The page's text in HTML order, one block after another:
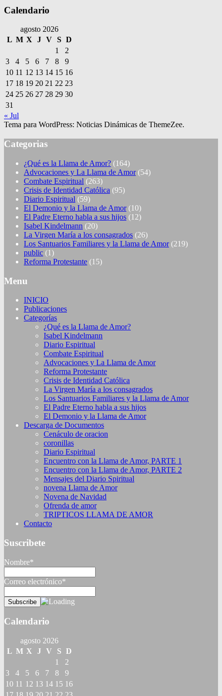
Calendario
agosto 2026
L M X J V S D
1
2
3
4 5 6 7 8
9
10 11 12 13 14 15 16
17 18 19 20 21 22 23
24 25 26 27 28 29 30
31
« Jul
Tema para WordPress: Noticias Dinámicas de ThemeZee.
Categorias
¿Qué es la Llama de Amor? (164)
Advocaciones y La Llama de Amor(54)
Combate Espiritual (263)
Crisis de Identidad Católica (95)
Diario Espiritual (59)
El Demonio y la Llama de Amor(10)
El Padre Eterno habla a sus hijos (12)
Isabel Kindelmann (20)
La Virgen María a los consagrados (26)
Los Santuarios Familiares y la Llama de Amor(219)
public (1)
Reforma Protestante (15)
Menu
INICIO
Publicaciones
Categorías
¿Qué es la Llama de Amor?
Isabel Kindelmann
Diario Espiritual
Combate Espiritual
Advocaciones y La Llama de Amor
Reforma Protestante
Crisis de Identidad Católica
La Virgen María a los consagrados
Los Santuarios Familiares y la Llama de Amor
El Padre Eterno habla a sus hijos
El Demonio y la Llama de Amor
Descarga de Documentos
Cenáculo de oracion
coronillas
Diario Espiritual
Encuentro con la Llama de Amor, PARTE 1
Encuentro con la Llama de Amor, PARTE 2
Mensajes del Diario Spiritual
novena Llama de Amor
Novena de Navidad
Ofrenda de amor
TRIPTICOS LLAMA DE AMOR
Contacto
Suscribete
Nombre*
Correo electrónico*
Calendario
agosto 2026
L M X J V S D
1
2
3
4 5 6 7 8
9
10 11 12 13 14 15 16